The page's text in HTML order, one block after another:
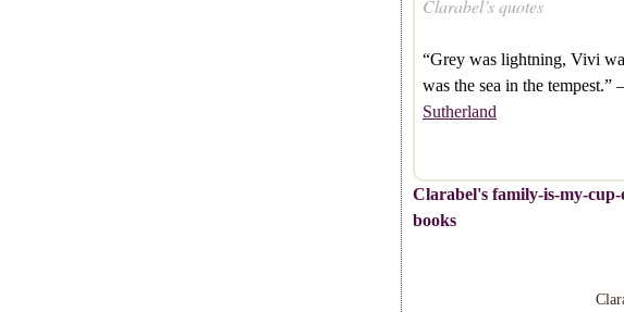
Clarabel’s quotes
“Grey was lightning, Vivi
was the sea in the tempest.”
Sutherland
Clarabel's family-is-my-
books